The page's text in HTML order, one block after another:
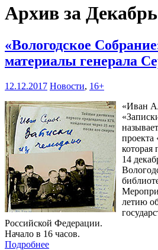
Архив за
«Вологодское
материалы генерала
12.12.2017 Новости, 16+
«Иван
проекта
которая
14
летию
Российской Федерации.
Начало в 16 часов.
Подробнее